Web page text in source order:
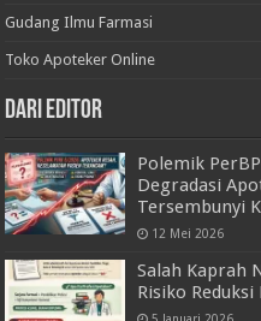
Gudang Ilmu Farmasi
Toko Apoteker Online
Dari Editor
Polemik
Degradasi
Tersembunyi
12 Mei 2026
Salah Kaprah
Risiko